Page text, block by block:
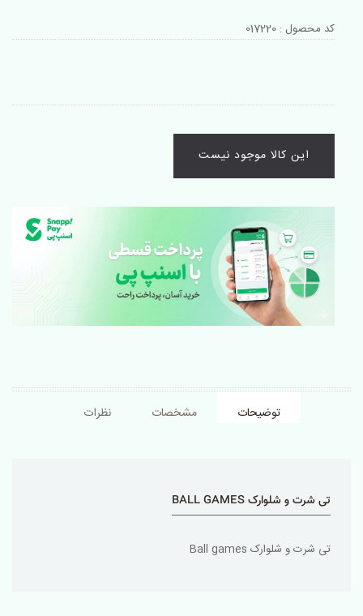
کد محصول : 017220
این کالا موجود نیست
توضیحات مشخصات نظرات
تی شرت و شلوارک BALL GAMES
تی شرت و شلوارک Ball games